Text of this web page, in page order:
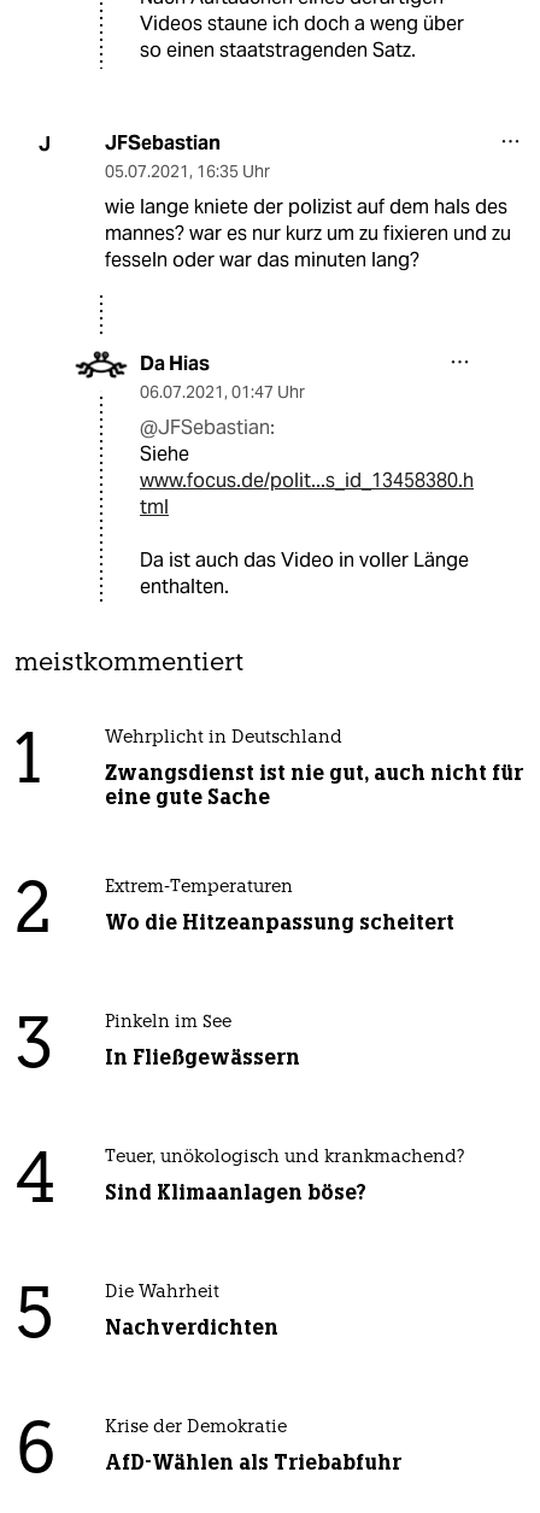
Videos staune ich doch a weng über
so einen staatstragenden Satz.
J JFSebastian
05.07.2021, 16:35 Uhr
wie lange kniete der polizist auf dem hals des
mannes? war es nur kurz um zu fixieren und zu
fesseln oder war das minuten lang?
Da Hias
06.07.2021, 01:47 Uhr
@JFSebastian:
Siehe
www.focus.de/polit...s_id_13458380.h
tml
Da ist auch das Video in voller Länge
enthalten.
meistkommentiert
1 Wehrplicht in Deutschland
Zwangsdienst ist nie gut, auch nicht für
eine gute Sache
2 Extrem-Temperaturen
Wo die Hitzeanpassung scheitert
3 Pinkeln im See
In Fließgewässern
4 Teuer, unökologisch und krankmachend?
Sind Klimaanlagen böse?
5 Die Wahrheit
Nachverdichten
6 Krise der Demokratie
AfD-Wählen als Triebabfuhr